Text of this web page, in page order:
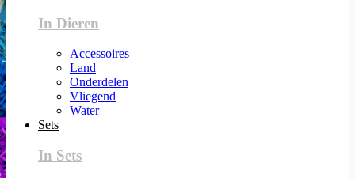
In Dieren
Accessoires
Land
Onderdelen
Vliegend
Water
Sets
In Sets